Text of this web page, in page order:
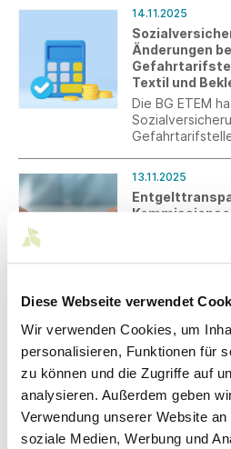
Diese Webseite verwendet
Wir verwenden Cookies, um
personalisieren, Funktionen für
zu können und die Zugriffe auf
analysieren. Außerdem geben
Verwendung unserer Website
soziale Medien, Werbung und
begonnen.
14.11.2025
Änderungen
Textil und
Die BG ETEM
13.11.2025
als
Der Bericht der
muss aber in
12.11.2025
Umfrage:
Textilindustrie
Der eigene
Textilindustrie
– ob durch